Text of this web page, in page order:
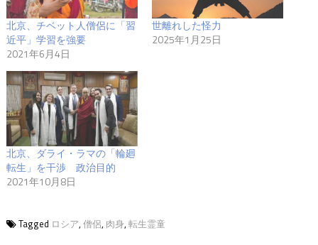
北京、チベット人僧侶に「習
近平」学習を強要
2021年6月4日
世離れした怪力
2025年1月25日
北京、ダライ・ラマの「輪廻
転生」を干渉 政治目的
2021年10月8日
Tagged ロシア, 僧侶, 肉身, 転生霊童